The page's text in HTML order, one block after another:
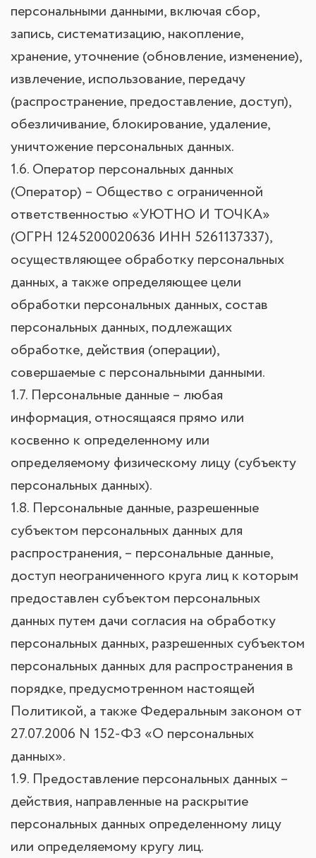
персональными данными, включая сбор,
запись, систематизацию, накопление,
хранение, уточнение (обновление, изменение),
извлечение, использование, передачу
(распространение, предоставление, доступ),
обезличивание, блокирование, удаление,
уничтожение персональных данных.
1.6. Оператор персональных данных
(Оператор) – Общество с ограниченной
ответственностью «УЮТНО И ТОЧКА»
(ОГРН 1245200020636 ИНН 5261137337),
осуществляющее обработку персональных
данных, а также определяющее цели
обработки персональных данных, состав
персональных данных, подлежащих
обработке, действия (операции),
совершаемые с персональными данными.
1.7. Персональные данные – любая
информация, относящаяся прямо или
косвенно к определенному или
определяемому физическому лицу (субъекту
персональных данных).
1.8. Персональные данные, разрешенные
субъектом персональных данных для
распространения, – персональные данные,
доступ неограниченного круга лиц к которым
предоставлен субъектом персональных
данных путем дачи согласия на обработку
персональных данных, разрешенных субъектом
персональных данных для распространения в
порядке, предусмотренном настоящей
Политикой, а также Федеральным законом от
27.07.2006 N 152-ФЗ «О персональных
данных».
1.9. Предоставление персональных данных –
действия, направленные на раскрытие
персональных данных определенному лицу
или определяемому кругу лиц.